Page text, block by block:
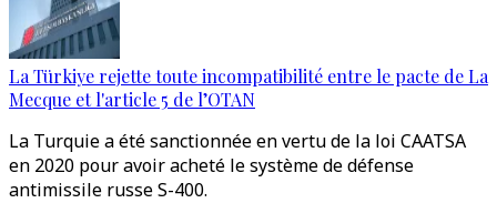
La Türkiye rejette toute incompatibilité entre le pacte de La
Mecque et l'article 5 de l’OTAN
La Turquie a été sanctionnée en vertu de la loi CAATSA
en 2020 pour avoir acheté le système de défense
antimissile russe S-400.